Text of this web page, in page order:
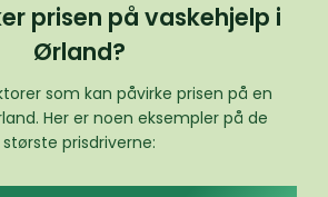
prisen på vaskehjelp i
Ørland?
som kan påvirke prisen på en
Her er noen eksempler på de
største prisdriverne: